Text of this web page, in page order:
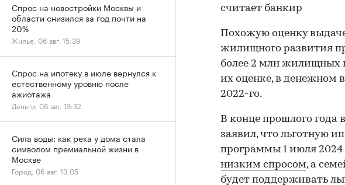
считает банкир
Похожую оценку
жилищного развития
более 2 млн жилищных
их оценке, в денежном
2022-го.
В конце прошлого года
заявил, что льготную
программы 1 июля 2024
низким спросом, а
будет поддерживать
Спрос на новостройки Москвы и
области снизился за год почти на
20%
Жилье, 06 авг, 15:39
Спрос на ипотеку в июле вернулся к
естественному уровню после
ажиотажа
Деньги, 06 авг, 13:32
Сила воды: как река у дома стала
символом премиальной жизни в
Москве
Город, 06 авг, 13:05